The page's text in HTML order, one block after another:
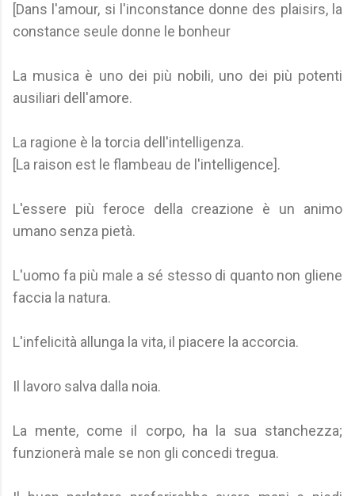
[Dans l'amour, si l'inconstance donne des plaisirs, la
constance seule donne le bonheur
La musica è uno dei più nobili, uno dei più potenti
ausiliari dell'amore.
La ragione è la torcia dell'intelligenza.
[La raison est le flambeau de l'intelligence].
L'essere più feroce della creazione è un animo
umano senza pietà.
L'uomo fa più male a sé stesso di quanto non gliene
faccia la natura.
L'infelicità allunga la vita, il piacere la accorcia.
Il lavoro salva dalla noia.
La mente, come il corpo, ha la sua stanchezza;
funzionerà male se non gli concedi tregua.